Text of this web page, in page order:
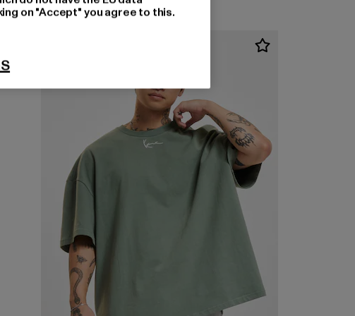
on "Accept" you agree to this.